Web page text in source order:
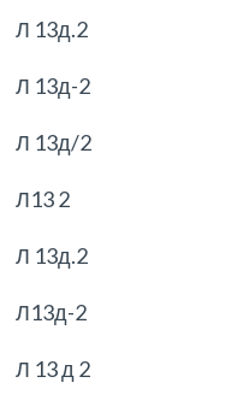
Л 13д.2
Л 13д-2
Л 13д/2
Л13 2
Л 13д.2
Л13д-2
Л 13 д 2